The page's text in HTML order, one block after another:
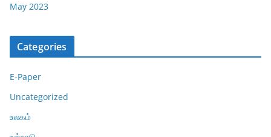
May 2023
Categories
E-Paper
Uncategorized
உலகம்